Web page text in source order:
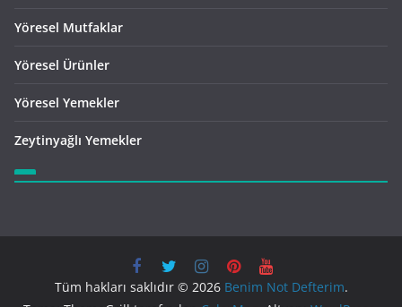
Yöresel Mutfaklar
Yöresel Ürünler
Yöresel Yemekler
Zeytinyağlı Yemekler
Tüm hakları saklıdır © 2026 Benim Not Defterim.